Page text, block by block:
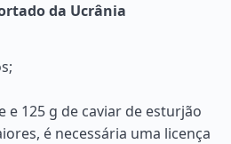
da Ucrânia
e 125 g de caviar de esturjão
é necessária uma licença